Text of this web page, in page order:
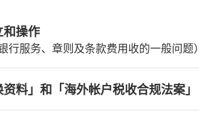
和操作
行服务、章则及条款费用收的一般问题）
资料」和「海外帐户税收合规法案」